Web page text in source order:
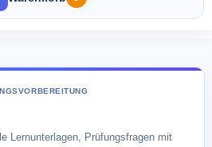
Lernunterlagen, Prüfungsfragen mit